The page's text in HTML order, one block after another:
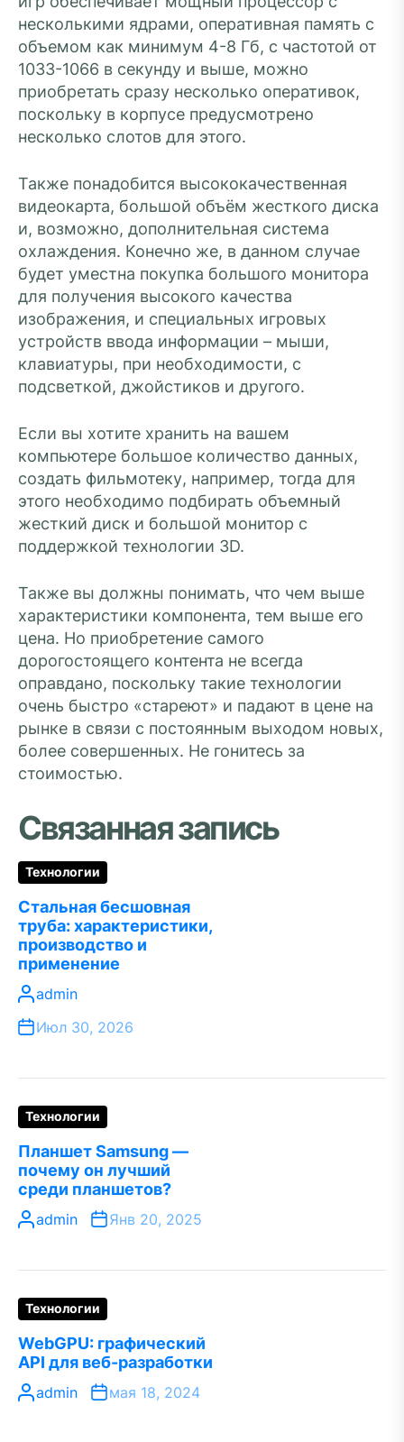
несколькими ядрами, оперативная память с
объемом как минимум 4-8 Гб, с частотой от
1033-1066 в секунду и выше, можно
приобретать сразу несколько оперативок,
поскольку в корпусе предусмотрено
несколько слотов для этого.
Также понадобится высококачественная
видеокарта, большой объём жесткого диска
и, возможно, дополнительная система
охлаждения. Конечно же, в данном случае
будет уместна покупка большого монитора
для получения высокого качества
изображения, и специальных игровых
устройств ввода информации – мыши,
клавиатуры, при необходимости, с
подсветкой, джойстиков и другого.
Если вы хотите хранить на вашем
компьютере большое количество данных,
создать фильмотеку, например, тогда для
этого необходимо подбирать объемный
жесткий диск и большой монитор с
поддержкой технологии 3D.
Также вы должны понимать, что чем выше
характеристики компонента, тем выше его
цена. Но приобретение самого
дорогостоящего контента не всегда
оправдано, поскольку такие технологии
очень быстро «стареют» и падают в цене на
рынке в связи с постоянным выходом новых,
более совершенных. Не гонитесь за
стоимостью.
Связанная запись
Технологии
Стальная бесшовная
труба: характеристики,
производство и
применение
admin
Июл 30, 2026
Технологии
Планшет Samsung —
почему он лучший
среди планшетов?
admin Янв 20, 2025
Технологии
WebGPU: графический
API для веб-разработки
admin мая 18, 2024